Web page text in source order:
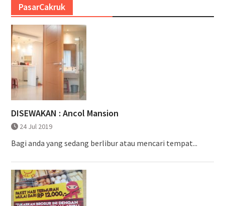
PasarCakruk
DISEWAKAN : Ancol Mansion
24 Jul 2019
Bagi anda yang sedang berlibur atau mencari tempat...